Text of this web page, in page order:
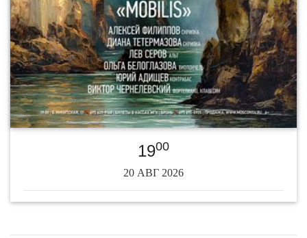
1900
20 АВГ 2026